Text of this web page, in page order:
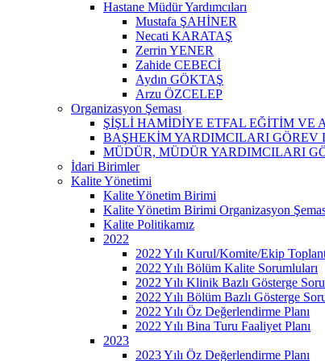
Hastane Müdür Yardımcıları
Mustafa ŞAHİNER
Necati KARATAŞ
Zerrin YENER
Zahide CEBECİ
Aydın GÖKTAŞ
Arzu ÖZCELEP
Organizasyon Şeması
ŞİŞLİ HAMİDİYE ETFAL EĞİTİM VE
BAŞHEKİM YARDIMCILARI
MÜDÜR, MÜDÜR YARDIMCILARI
İdari Birimler
Kalite Yönetimi
Kalite Yönetim Birimi
Kalite Yönetim Birimi Organizasyon
Kalite Politikamız
2022
2022 Yılı Kurul/Komite/Ekip
2022 Yılı Bölüm Kalite Sorumluları
2022 Yılı Klinik Bazlı Gösterge
2022 Yılı Bölüm Bazlı Gösterge
2022 Yılı Öz Değerlendirme Planı
2022 Yılı Bina Turu Faaliyet Planı
2023
2023 Yılı Öz Değerlendirme Planı